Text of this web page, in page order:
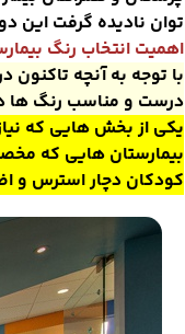
توان نادیده گرفت این
اهمیت انتخاب رنگ
با توجه به آنچه تاکنون
درست و مناسب رنگ ها در
یکی از بخش هایی که
بیمارستان هایی که
کودکان دچار استرس و